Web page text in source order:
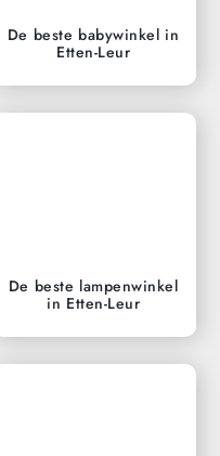
De beste babywinkel in
Etten-Leur
De beste lampenwinkel
in Etten-Leur